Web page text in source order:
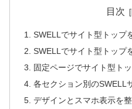
目次
SWELLでサイト型トップ
SWELLでサイト型トップ
固定ページでサイト型ト
各セクション別のSWELL
デザインとスマホ表示を